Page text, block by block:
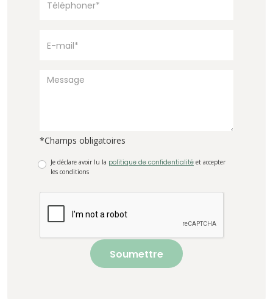
*Champs obligatoires
Je déclare avoir lu la politique de confidentialité et accepter
les conditions
Soumettre